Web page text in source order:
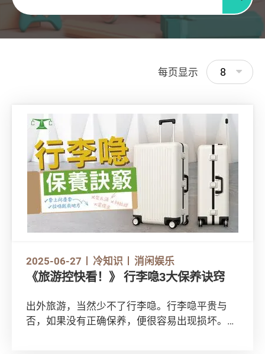
每页显示 8
2025-06-27 冷知识 消闲娱乐
《旅游控快看！》 行李喼3大保养诀窍
出外旅游，当然少不了行李喼。行李喼平贵与
否，如果没有正确保养，便很容易出现损坏。留